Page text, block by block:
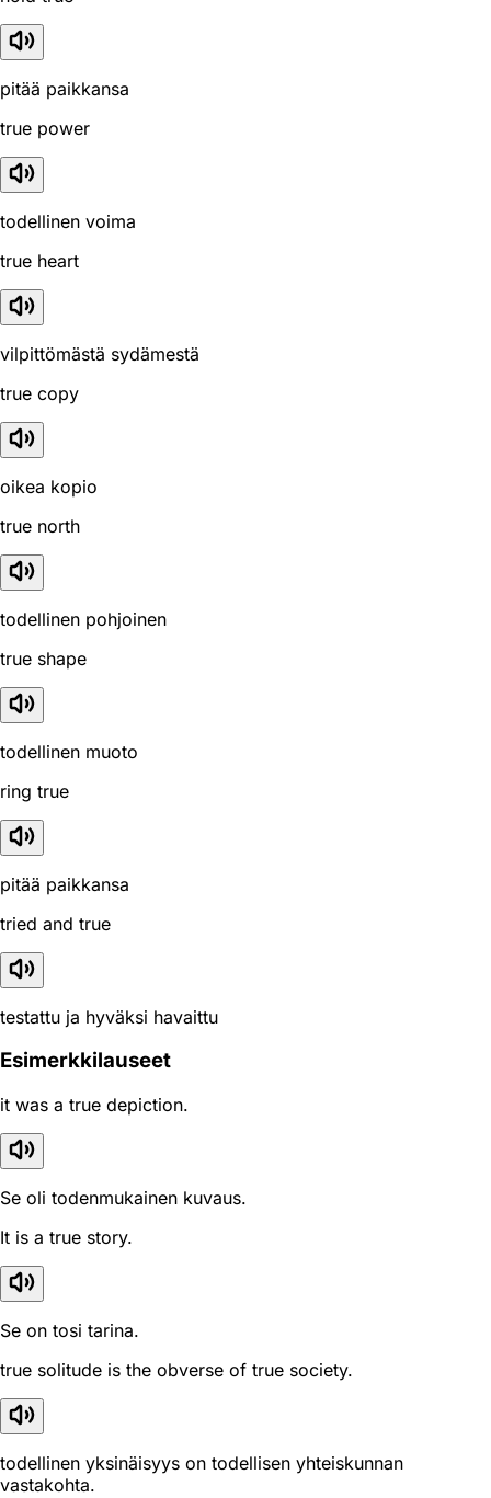
pitää paikkansa
true power
todellinen voima
true heart
vilpittömästä sydämestä
true copy
oikea kopio
true north
todellinen pohjoinen
true shape
todellinen muoto
ring true
pitää paikkansa
tried and true
testattu ja hyväksi havaittu
Esimerkkilauseet
it was a true depiction.
Se oli todenmukainen kuvaus.
It is a true story.
Se on tosi tarina.
true solitude is the obverse of true society.
todellinen yksinäisyys on todellisen yhteiskunnan
vastakohta.